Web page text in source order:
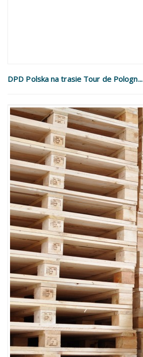
DPD Polska na trasie Tour de Pologn...